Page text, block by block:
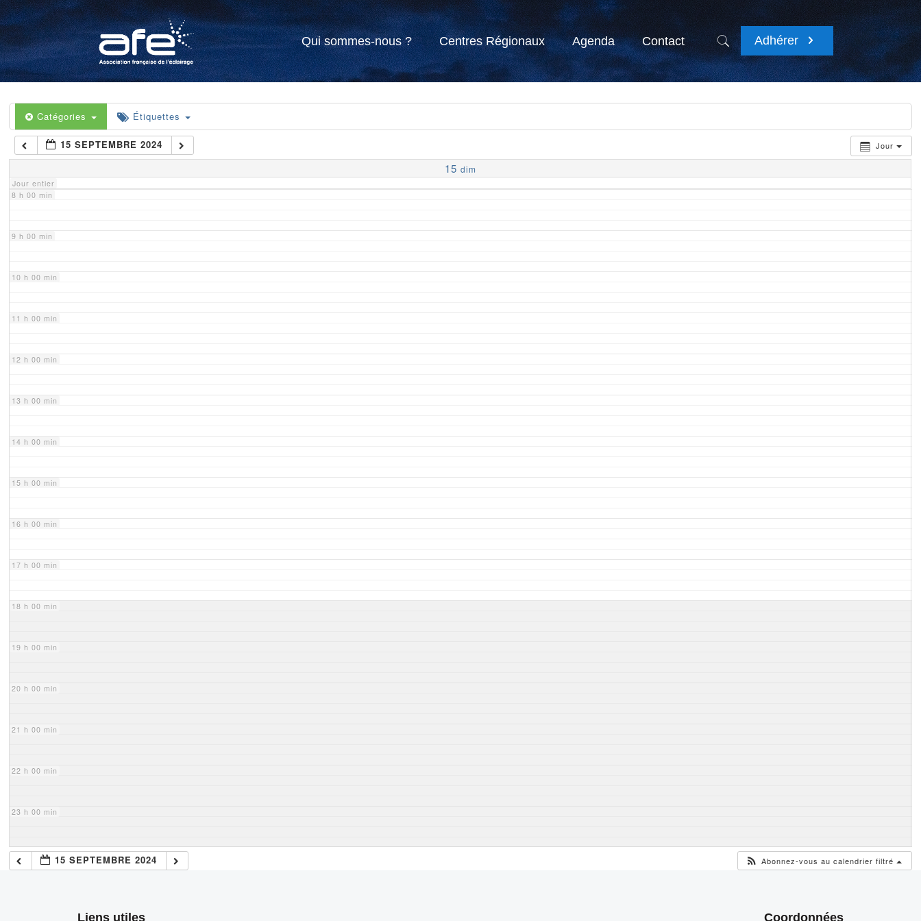
Qui sommes-nous ? Centres Régionaux Agenda Contact Adhérer
Catégories Étiquettes
Jour
15 SEPTEMBRE 2024
15 dim
Jour entier
4 h 00 min
5 h 00 min
6 h 00 min
7 h 00 min
8 h 00 min
9 h 00 min
10 h 00 min
11 h 00 min
12 h 00 min
13 h 00 min
14 h 00 min
15 h 00 min
16 h 00 min
17 h 00 min
18 h 00 min
19 h 00 min
20 h 00 min
21 h 00 min
22 h 00 min
23 h 00 min
15 SEPTEMBRE 2024 Abonnez-vous au calendrier filtré
Liens utiles Coordonnées